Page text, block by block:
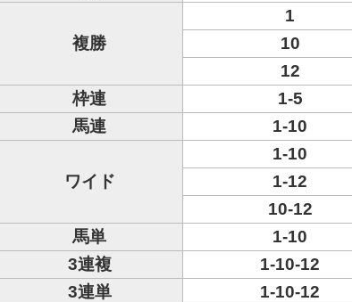
複勝
1
10
12
枠連
1-5
馬連
1-10
ワイド
1-10
1-12
10-12
馬単
1-10
3連複
1-10-12
3連単
1-10-12